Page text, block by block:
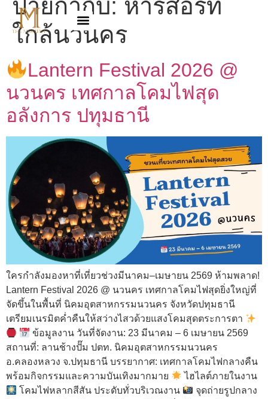
ป้ายกำกับ: หารีสอร์ท
ใกล้นวนคร
Lantern Festival 2026 @
นวนคร เทศกาลโคมไฟสุด
อลังการ ปทุมธานี
ใครกำลังมองหาที่เที่ยวช่วงมีนาคม–เมษายน 2569 ห้ามพลาด!
Lantern Festival 2026 @ นวนคร เทศกาลโคมไฟสุดยิ่งใหญ่ที่
จัดขึ้นในพื้นที่ นิคมอุตสาหกรรมนวนคร จังหวัดปทุมธานี
เตรียมเนรมิตค่ำคืนให้สว่างไสวด้วยแสงโคมสุดตระการตา
ข้อมูลงาน วันที่จัดงาน: 23 มีนาคม – 6 เมษายน 2569
สถานที่: ลานช้างปั๊ม ปตท. นิคมอุตสาหกรรมนวนคร
อ.คลองหลวง จ.ปทุมธานี บรรยากาศ: เทศกาลโคมไฟกลางคืน
พร้อมกิจกรรมและความบันเทิงมากมาย
ไฮไลต์ภายในงาน
โคมไฟหลากสีสัน ประดับทั่วบริเวณงาน
จุดถ่ายรูปกลาง